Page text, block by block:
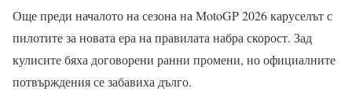
Още преди началото на сезона на MotoGP 2026 каруселът с
пилотите за новата ера на правилата набра скорост. Зад
кулисите бяха договорени ранни промени, но официалните
потвърждения се забавиха дълго.